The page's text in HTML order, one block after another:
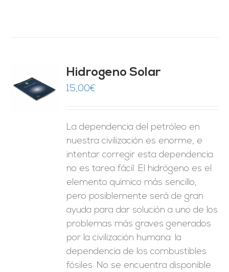
Hidrogeno Solar
15,00€
La dependencia del petróleo en
nuestra civilización es enorme, e
intentar corregir esta dependencia
no es tarea fácil. El hidrógeno es el
elemento químico más sencillo,
pero posiblemente será de gran
ayuda para dar solución a uno de los
problemas más graves generados
por la civilización humana: la
dependencia de los combustibles
fósiles. No se encuentra disponible